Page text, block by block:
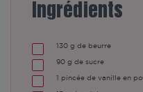
Ingrédients
130 g de beurre
90 g de sucre
1 pincée de vanille en